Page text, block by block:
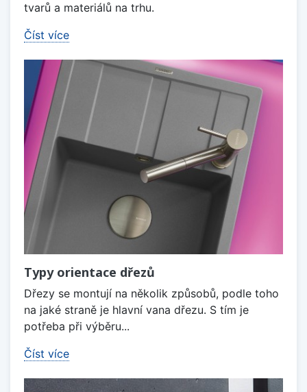
tvarů a materiálů na trhu.
Číst více
Typy orientace dřezů
Dřezy se montují na několik způsobů, podle toho
na jaké straně je hlavní vana dřezu. S tím je
potřeba při výběru...
Číst více